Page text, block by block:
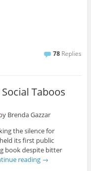
78 Replies
Taboos
Brenda Gazzar
the silence for
its first public
book despite bitter
reading →